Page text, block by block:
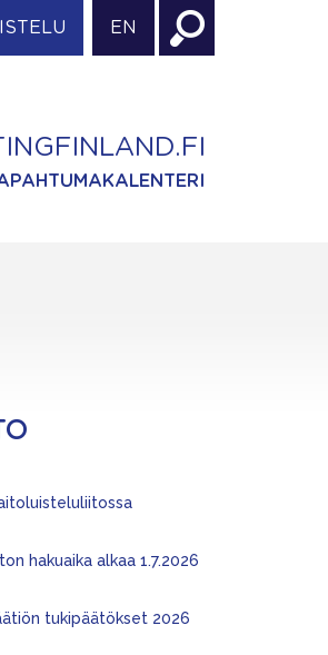
EN
hakuaika alkaa 1.7.2026
tukipäätökset 2026